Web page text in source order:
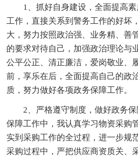
1、抓好自身建设，全面提高
工作，直接关系到警务工作的好坏
大，努力按照政治强、业务精、善
的要求对待自己，加强政治理论与
公平公正、清正廉洁，爱岗敬业、
前，享乐在后，全面提高自己的政
质，努力做好各项政务保障工作。
2、严格遵守制度，做好政务
保障工作中，我认真学习物资采购
实到采购工作的全过程，进一步规
采购过程中，严把供应商资质关、